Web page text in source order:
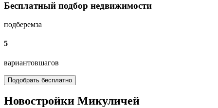
Бесплатный подбор недвижимости
подберемза
5
вариантовшагов
Подобрать бесплатно
Новостройки Микуличей